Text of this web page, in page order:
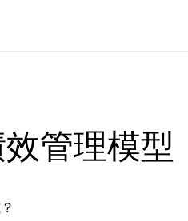
管理模型